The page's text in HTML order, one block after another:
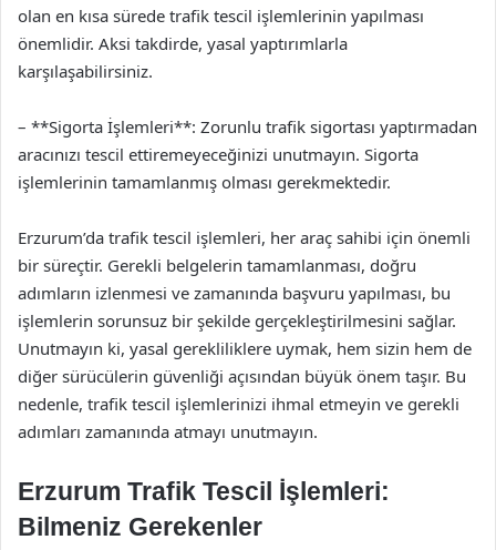
olan en kısa sürede trafik tescil işlemlerinin yapılması
önemlidir. Aksi takdirde, yasal yaptırımlarla
karşılaşabilirsiniz.
– **Sigorta İşlemleri**: Zorunlu trafik sigortası yaptırmadan
aracınızı tescil ettiremeyeceğinizi unutmayın. Sigorta
işlemlerinin tamamlanmış olması gerekmektedir.
Erzurum’da trafik tescil işlemleri, her araç sahibi için önemli
bir süreçtir. Gerekli belgelerin tamamlanması, doğru
adımların izlenmesi ve zamanında başvuru yapılması, bu
işlemlerin sorunsuz bir şekilde gerçekleştirilmesini sağlar.
Unutmayın ki, yasal gerekliliklere uymak, hem sizin hem de
diğer sürücülerin güvenliği açısından büyük önem taşır. Bu
nedenle, trafik tescil işlemlerinizi ihmal etmeyin ve gerekli
adımları zamanında atmayı unutmayın.
Erzurum Trafik Tescil İşlemleri:
Bilmeniz Gerekenler